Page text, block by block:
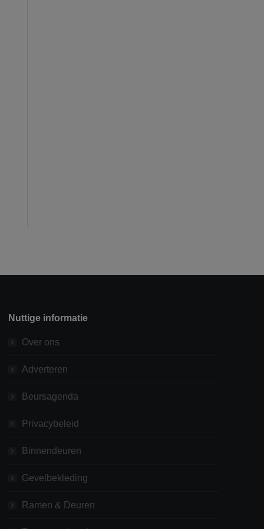
Nuttige informatie
Over ons
Adverteren
Beursagenda
Privacybeleid
Binnendeuren
Gevelbekleding
Ramen & Deuren